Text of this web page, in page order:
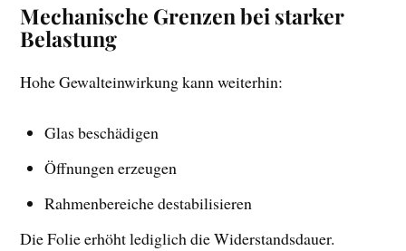
Mechanische Grenzen bei starker
Belastung
Hohe Gewalteinwirkung kann weiterhin:
Glas beschädigen
Öffnungen erzeugen
Rahmenbereiche destabilisieren
Die Folie erhöht lediglich die Widerstandsdauer.